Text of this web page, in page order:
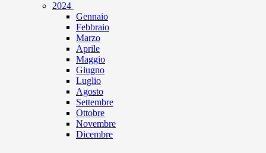
2024
Gennaio
Febbraio
Marzo
Aprile
Maggio
Giugno
Luglio
Agosto
Settembre
Ottobre
Novembre
Dicembre